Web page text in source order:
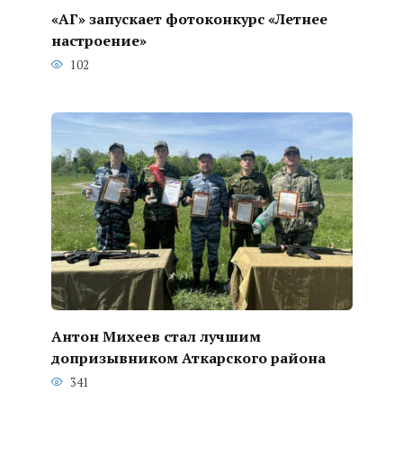
«АГ» запускает фотоконкурс «Летнее
настроение»
102
Антон Михеев стал лучшим
допризывником Аткарского района
341